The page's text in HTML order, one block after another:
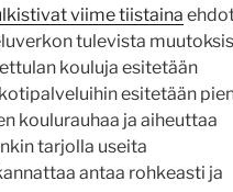
viimetiistaina
tulevista
kouluja esitetään
esitetään
koulurauhaa ja aiheuttaa
tarjolla useita
antaa rohkeasti ja